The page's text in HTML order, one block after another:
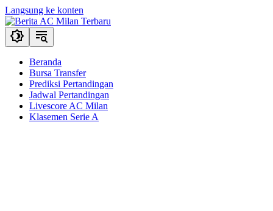
Langsung ke konten
Beranda
Bursa Transfer
Prediksi Pertandingan
Jadwal Pertandingan
Livescore AC Milan
Klasemen Serie A